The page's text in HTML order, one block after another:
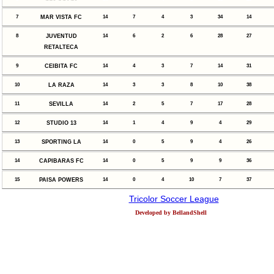
7 MAR VISTA FC 14 7 4 3 34 14
8
JUVENTUD
RETALTECA
14 6 2 6 28 27
9 CEIBITA FC 14 4 3 7 14 31
10 LA RAZA 14 3 3 8 10 38
11 SEVILLA 14 2 5 7 17 28
12 STUDIO 13 14 1 4 9 4 29
13 SPORTING LA 14 0 5 9 4 26
14 CAPIBARAS FC 14 0 5 9 9 36
15 PAISA POWERS 14 0 4 10 7 37
Tricolor Soccer League
Developed by BellandShell